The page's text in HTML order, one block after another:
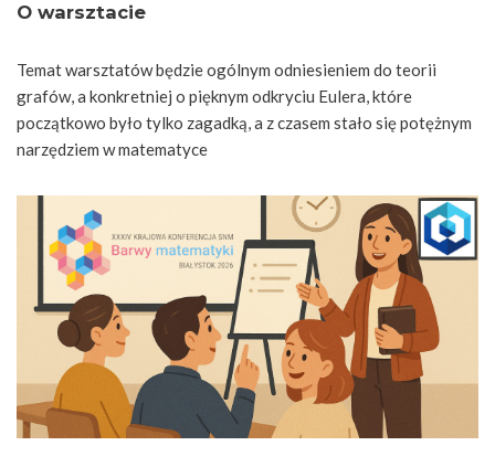
O warsztacie
Temat warsztatów będzie ogólnym odniesieniem do teorii
grafów, a konkretniej o pięknym odkryciu Eulera, które
początkowo było tylko zagadką, a z czasem stało się potężnym
narzędziem w matematyce